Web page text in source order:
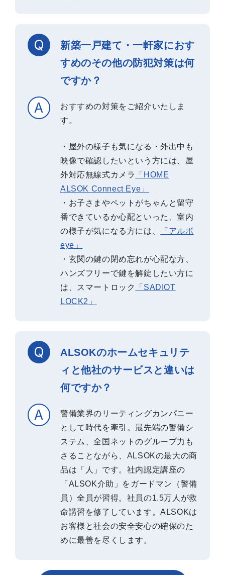
新築一戸建て・一軒家におす
すめのその他の防犯対策は何
ですか？
おすすめの対策をご紹介いたしま
す。
・屋外の様子も気になる・外出中も
映像で確認したいという方には、屋
外対応無線式カメラ
「HOME
ALSOK Connect Eye」
・お子さまやペットがちゃんと留守
番できているか心配といった、室内
の様子が気になる方には、
「アルボ
eye」
・玄関の鍵の閉め忘れが心配な方、
ハンズフリーで鍵を解錠したい方に
は、スマートロック
「SADIOT
LOCK2」
ALSOKのホームセキュリテ
ィと他社のサービスと違いは
何ですか？
警備業界のリーティングカンパニー
として時代を牽引。最先端の警備シ
ステム、全国ネットのグループ力も
さることながら、ALSOKの最大の商
品は「人」です。社内認定講座の
「ALSOK介助」をガードマン（警備
員）全員が習得。社員の1.5万人が救
命講習を修了しています。ALSOKは
お客様と社会の安全安心の確保のた
めに最善を尽くします。